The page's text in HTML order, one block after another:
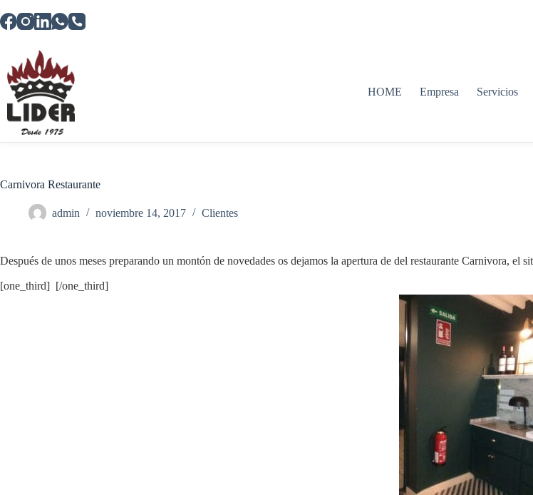
al
contenido
HOME Empresa Servicios
Carnivora Restaurante
admin noviembre 14, 2017 Clientes
Después de unos meses preparando un montón de novedades os dejamos la apertura de del restaurante Carnivora, el
[one_third] [/one_third]